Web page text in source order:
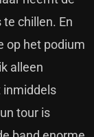
chillen. En
op het podium
alleen
inmiddels
tour is